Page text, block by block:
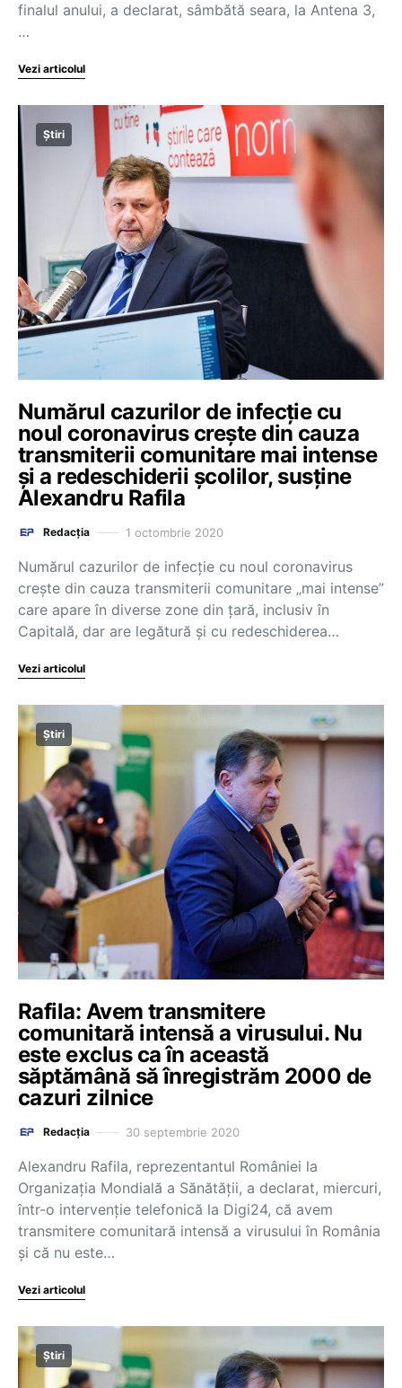
finalul anului, a declarat, sâmbătă seara, la Antena 3,
…
Vezi articolul
Știri
Numărul cazurilor de infecţie cu
noul coronavirus creşte din cauza
transmiterii comunitare mai intense
și a redeschiderii școlilor, susține
Alexandru Rafila
Redacția 1 octombrie 2020
Numărul cazurilor de infecţie cu noul coronavirus
creşte din cauza transmiterii comunitare „mai intense”
care apare în diverse zone din ţară, inclusiv în
Capitală, dar are legătură și cu redeschiderea…
Vezi articolul
Știri
Rafila: Avem transmitere
comunitară intensă a virusului. Nu
este exclus ca în această
săptămână să înregistrăm 2000 de
cazuri zilnice
Redacția 30 septembrie 2020
Alexandru Rafila, reprezentantul României la
Organizația Mondială a Sănătății, a declarat, miercuri,
într-o intervenție telefonică la Digi24, că avem
transmitere comunitară intensă a virusului în România
și că nu este…
Vezi articolul
Știri